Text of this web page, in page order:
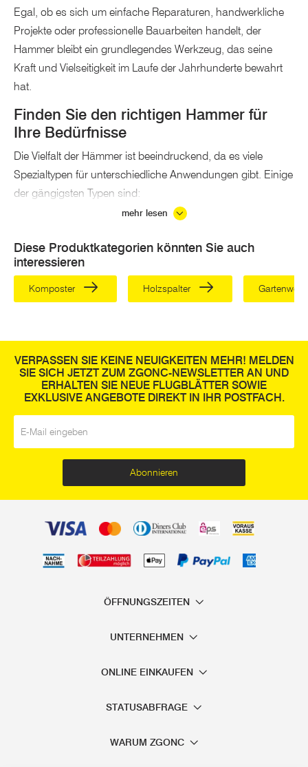
Egal, ob es sich um einfache Reparaturen, handwerkliche
Projekte oder professionelle Bauarbeiten handelt, der
Hammer bleibt ein grundlegendes Werkzeug, das seine
Kraft und Vielseitigkeit im Laufe der Jahrhunderte bewahrt
hat.
Finden Sie den richtigen Hammer für
Ihre Bedürfnisse
Die Vielfalt der Hämmer ist beeindruckend, da es viele
Spezialtypen für unterschiedliche Anwendungen gibt. Einige
der gängigsten Typen sind:
: Ein vielseitiger Hammer mit einer
flachen Seite zum Einschlagen von Nägeln und einer
gekrümmten Seite zum Entfernen von Nägeln.
- DerSchlosserhammer
: Ein schwerer Hammer mit einem
flachen Kopf, der in der Metallbearbeitung und imBau
- DerVorschlaghammer: Ein schwerer Hammer mit einem
großen Kopf, der hauptsächlich für Abbrucharbeiten und
Steinarbeiten verwendet wird.
- Der
der oft in derMetallbearbeitung
Metall verwendet wird.
Schlosserhammer: Ein kleinerer Hammer mit einem
Formenbau verwendet wird.
Gummihammer: Dieser Hammer hat einen Kopf aus
einer Hartgummimischung und dient zum Festschlagen
Hammerkopf besitzt eine spitz zulaufende Finne, die es
Ein integrierter Nagelheber im Kopf erleichtert das Entfernen
Kopf oft mit einer scharfen, waagerechten Kante am
mehr lesen
Diese Produktkategorien könnten Sie auch
interessieren
Komposter Holzspalter
VERPASSEN SIE KEINE NEUIGKEITEN MEHR! MELDEN
SIE SICH JETZT ZUM ZGONC-NEWSLETTER AN UND
ERHALTEN SIE NEUE FLUGBLÄTTER SOWIE
EXKLUSIVE ANGEBOTE DIREKT IN IHR POSTFACH.
Abonnieren
ÖFFNUNGSZEITEN
UNTERNEHMEN
ONLINE EINKAUFEN
STATUSABFRAGE
WARUM ZGONC